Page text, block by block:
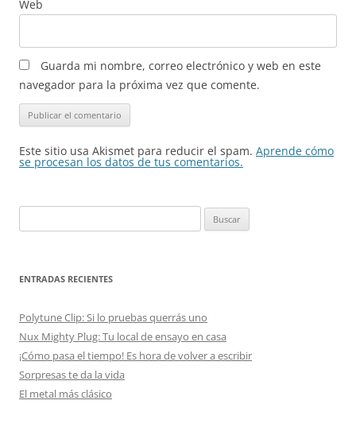
Web
Guarda mi nombre, correo electrónico y web en este
navegador para la próxima vez que comente.
Este sitio usa Akismet para reducir el spam. Aprende cómo
se procesan los datos de tus comentarios.
ENTRADAS RECIENTES
Polytune Clip: Si lo pruebas querrás uno
Nux Mighty Plug: Tu local de ensayo en casa
¡Cómo pasa el tiempo! Es hora de volver a escribir
Sorpresas te da la vida
El metal más clásico